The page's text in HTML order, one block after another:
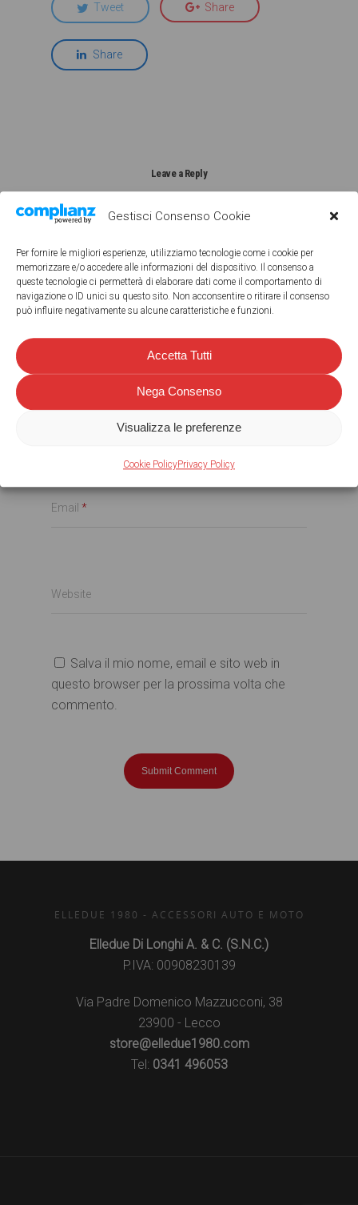
Gestisci Consenso Cookie
Per fornire le migliori esperienze, utilizziamo tecnologie come i cookie per
memorizzare e/o accedere alle informazioni del dispositivo. Il consenso a
queste tecnologie ci permetterà di elaborare dati come il comportamento di
navigazione o ID unici su questo sito. Non acconsentire o ritirare il consenso
può influire negativamente su alcune caratteristiche e funzioni.
Accetta Tutti
Nega Consenso
Visualizza le preferenze
Cookie PolicyPrivacy Policy
Tweet Share
Share
Leave a Reply
My comment is..
Email *
Website
Salva il mio nome, email e sito web in
questo browser per la prossima volta che
commento.
ELLEDUE 1980 - ACCESSORI AUTO E MOTO
Elledue Di Longhi A. & C. (S.N.C.)
P.IVA: 00908230139
Via Padre Domenico Mazzucconi, 38
23900 - Lecco
store@elledue1980.com
Tel: 0341 496053